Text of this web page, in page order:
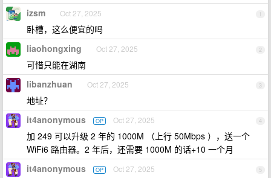
1
izsm Oct 27, 2025
卧槽，这么便宜的吗
2
liaohongxing Oct 27, 2025
可惜只能在湖南
3
libanzhuan Oct 27, 2025
地址？
4
it4anonymous OP Oct 27, 2025
加 249 可以升级 2 年的 1000M （上行 50Mbps ），送一个
WiFi6 路由器。2 年后，还需要 1000M 的话+10 一个月
5
it4anonymous OP Oct 27, 2025